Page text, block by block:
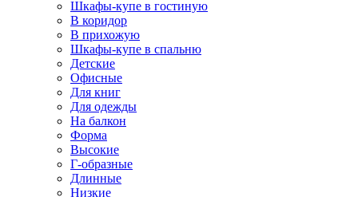
Шкафы-купе в гостиную
В коридор
В прихожую
Шкафы-купе в спальню
Детские
Офисные
Для книг
Для одежды
На балкон
Форма
Высокие
Г-образные
Длинные
Низкие